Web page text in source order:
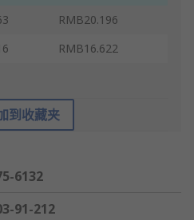
RMB20.196
RMB16.622
到收藏夹
6132
91-212